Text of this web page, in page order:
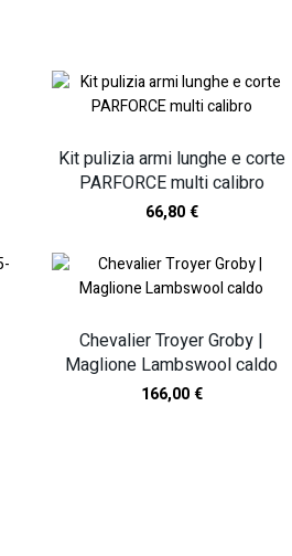
Kit pulizia armi lunghe e corte
PARFORCE multi calibro
66,80€
Chevalier Troyer Groby |
Maglione Lambswool caldo
166,00€